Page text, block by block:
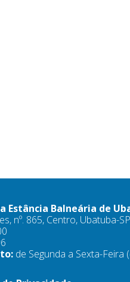
Estância Balneária de
nº. 865, Centro, Ubatuba-
de Segunda a Sexta-Feira